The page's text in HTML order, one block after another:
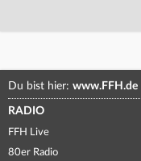
Du bist hier: www.FFH.de
RADIO
FFH Live
80er Radio